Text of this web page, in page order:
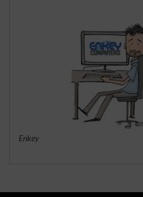
Enkey